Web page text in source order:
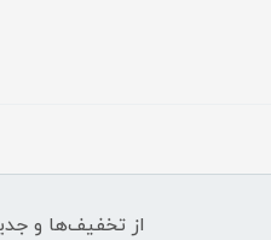
از تخفیف‌ها و